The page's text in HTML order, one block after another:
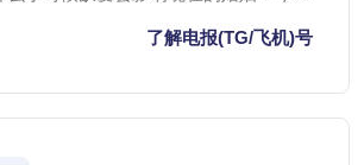
专门给大家做一下解析：长期缺爱，
了解电报(TG/飞机)号